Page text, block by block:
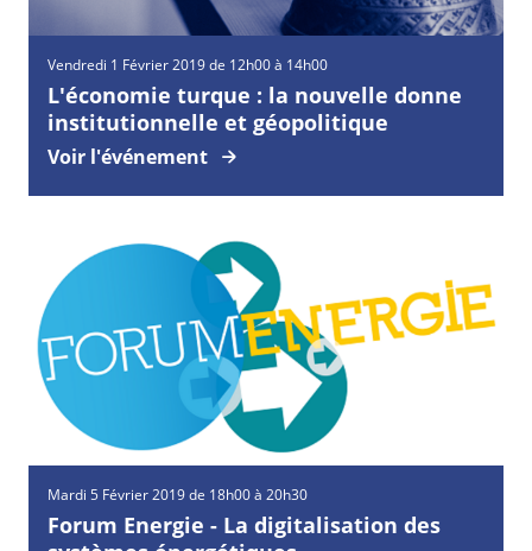
Vendredi 1 Février 2019 de 12h00 à 14h00
L'économie turque : la nouvelle donne
institutionnelle et géopolitique
Voir l'événement
Mardi 5 Février2019 de 18h00 à 20h30
Forum Energie - La digitalisation des